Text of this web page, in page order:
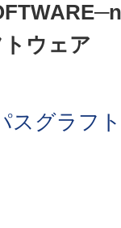
ウェア
グラフ